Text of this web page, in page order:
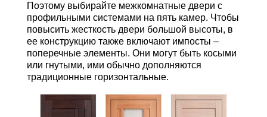
Поэтому выбирайте межкомнатные двери с
профильными системами на пять камер. Чтобы
повысить жесткость двери большой высоты, в
ее конструкцию также включают импосты –
поперечные элементы. Они могут быть косыми
или гнутыми, ими обычно дополняются
традиционные горизонтальные.